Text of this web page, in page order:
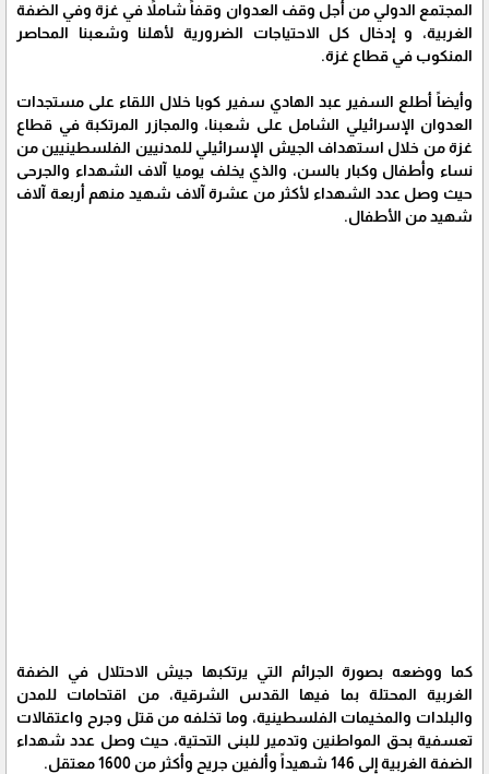
المجتمع الدولي من أجل وقف العدوان وقفاً شاملاً في غزة وفي الضفة
الغربية، و إدخال كل الاحتياجات الضرورية لأهلنا وشعبنا المحاصر
المنكوب في قطاع غزة.
وأيضاً أطلع السفير عبد الهادي سفير كوبا خلال اللقاء على مستجدات
العدوان الإسرائيلي الشامل على شعبنا، والمجازر المرتكبة في قطاع
غزة من خلال استهداف الجيش الإسرائيلي للمدنيين الفلسطينيين من
نساء وأطفال وكبار بالسن، والذي يخلف يوميا آلاف الشهداء والجرحى
حيث وصل عدد الشهداء لأكثر من عشرة آلاف شهيد منهم أربعة آلاف
شهيد من الأطفال.
كما ووضعه بصورة الجرائم التي يرتكبها جيش الاحتلال في الضفة
الغربية المحتلة بما فيها القدس الشرقية، من اقتحامات للمدن
والبلدات والمخيمات الفلسطينية، وما تخلفه من قتل وجرح واعتقالات
تعسفية بحق المواطنين وتدمير للبنى التحتية، حيث وصل عدد شهداء
الضفة الغربية إلى 146 شهيداً وألفين جريح وأكثر من 1600 معتقل.